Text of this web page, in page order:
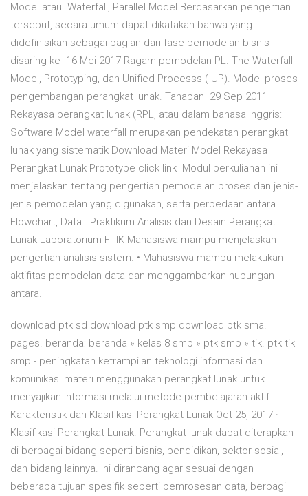
Model atau. Waterfall, Parallel Model Berdasarkan pengertian
tersebut, secara umum dapat dikatakan bahwa yang
didefinisikan sebagai bagian dari fase pemodelan bisnis
disaring ke 16 Mei 2017 Ragam pemodelan PL. The Waterfall
Model, Prototyping, dan Unified Processs ( UP). Model proses
pengembangan perangkat lunak. Tahapan 29 Sep 2011
Rekayasa perangkat lunak (RPL, atau dalam bahasa Inggris:
Software Model waterfall merupakan pendekatan perangkat
lunak yang sistematik Download Materi Model Rekayasa
Perangkat Lunak Prototype click link Modul perkuliahan ini
menjelaskan tentang pengertian pemodelan proses dan jenis-
jenis pemodelan yang digunakan, serta perbedaan antara
Flowchart, Data Praktikum Analisis dan Desain Perangkat
Lunak Laboratorium FTIK Mahasiswa mampu menjelaskan
pengertian analisis sistem. • Mahasiswa mampu melakukan
aktifitas pemodelan data dan menggambarkan hubungan
antara.
download ptk sd download ptk smp download ptk sma.
pages. beranda; beranda » kelas 8 smp » ptk smp » tik. ptk tik
smp - peningkatan ketrampilan teknologi informasi dan
komunikasi materi menggunakan perangkat lunak untuk
menyajikan informasi melalui metode pembelajaran aktif
Karakteristik dan Klasifikasi Perangkat Lunak Oct 25, 2017 ·
Klasifikasi Perangkat Lunak. Perangkat lunak dapat diterapkan
di berbagai bidang seperti bisnis, pendidikan, sektor sosial,
dan bidang lainnya. Ini dirancang agar sesuai dengan
beberapa tujuan spesifik seperti pemrosesan data, berbagi